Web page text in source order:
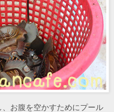
お腹を空かすためにプール